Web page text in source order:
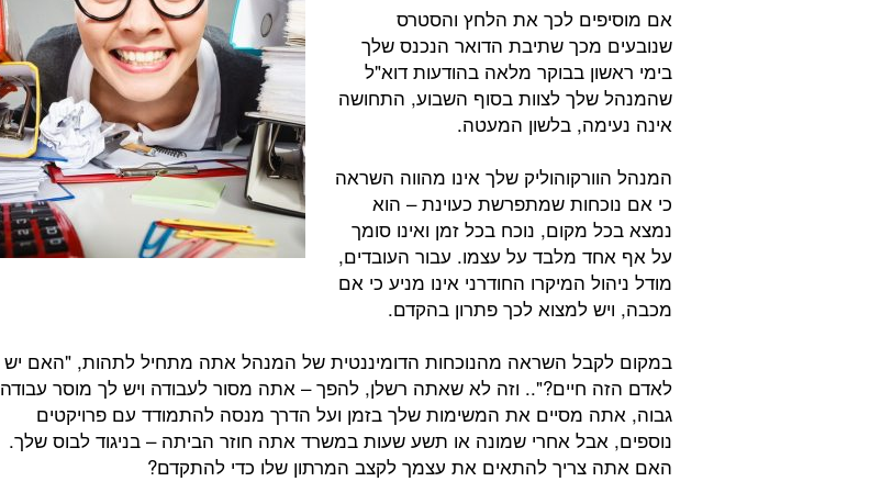
אם מוסיפים לכך את הלחץ והסטרס
שנובעים מכך שתיבת הדואר הנכנס שלך
בימי ראשון בבוקר מלאה בהודעות דוא"ל
שהמנהל שלך לצוות בסוף השבוע, התחושה
אינה נעימה, בלשון המעטה.
המנהל הוורקוהוליק שלך אינו מהווה השראה
כי אם נוכחות שמתפרשת כעוינת – הוא
נמצא בכל מקום, נוכח בכל זמן ואינו סומך
על אף אחד מלבד על עצמו. עבור העובדים,
מודל ניהול המיקרו החודרני אינו מניע כי אם
מכבה, ויש למצוא לכך פתרון בהקדם.
במקום לקבל השראה מהנוכחות הדומיננטית של המנהל אתה מתחיל לתהות, "האם יש
לאדם הזה חיים?".. וזה לא שאתה רשלן, להפך – אתה מסור לעבודה ויש לך מוסר עבודה
גבוה, אתה מסיים את המשימות שלך בזמן ועל הדרך מנסה להתמודד עם פרויקטים
נוספים, אבל אחרי שמונה או תשע שעות במשרד אתה חוזר הביתה – בניגוד לבוס שלך.
האם אתה צריך להתאים את עצמך לקצב המרתון שלו כדי להתקדם?